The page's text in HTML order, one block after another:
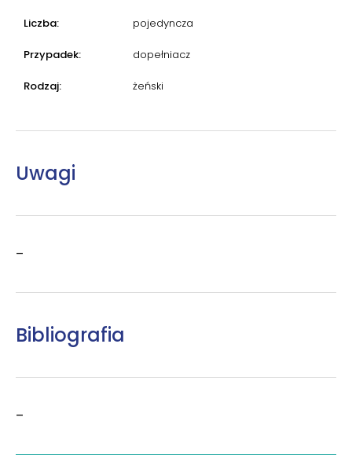
Liczba: pojedyncza
Przypadek: dopełniacz
Rodzaj: żeński
Uwagi
–
Bibliografia
–